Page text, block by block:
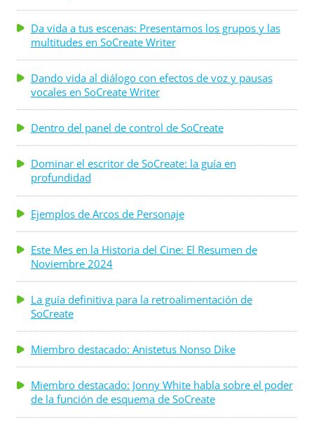
Da vida a tus escenas: Presentamos los grupos y las
multitudes en SoCreate Writer
Dando vida al diálogo con efectos de voz y pausas
vocales en SoCreate Writer
Dentro del panel de control de SoCreate
Dominar el escritor de SoCreate: la guía en
profundidad
Ejemplos de Arcos de Personaje
Este Mes en la Historia del Cine: El Resumen de
Noviembre 2024
La guía definitiva para la retroalimentación de
SoCreate
Miembro destacado: Anistetus Nonso Dike
Miembro destacado: Jonny White habla sobre el poder
de la función de esquema de SoCreate